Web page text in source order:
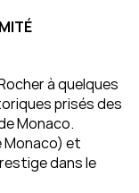
à quelques
prisés des
Monaco.
Monaco) et
dans le